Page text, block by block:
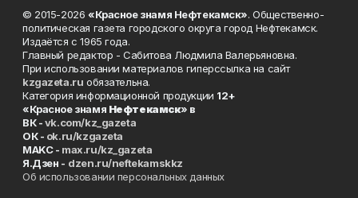
© 2015-2026 «Красное знамя Нефтекамск». Общественно-
политическая газета городского округа город Нефтекамск.
Издаётся с 1965 года.
Главный редактор - Сабитова Людмила Валерьяновна.
При использовании материалов гиперссылка на сайт
kzgazeta.ru обязательна.
Категория информационной продукции 12+
«Красное знамя Нефтекамск» в
ВК -vk.com/kz_gazeta
ОК - ok.ru/kzgazeta
MAKC - max.ru/kz_gazeta
Я.Дзен - dzen.ru/neftekamskkz
Об использовании персональных данных